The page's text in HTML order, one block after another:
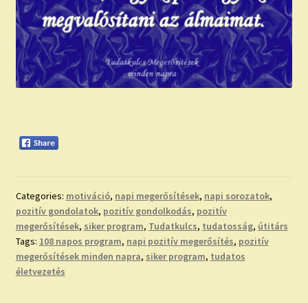
Categories: motiváció, napi megerősítések, napi sorozatok,
pozitív gondolatok, pozitív gondolkodás, pozitív
megerősítések, siker program, Tudatkulcs, tudatosság, útitárs
Tags: 108 napos program, napi pozitív megerősítés, pozitív
megerősítések minden napra, siker program, tudatos
életvezetés